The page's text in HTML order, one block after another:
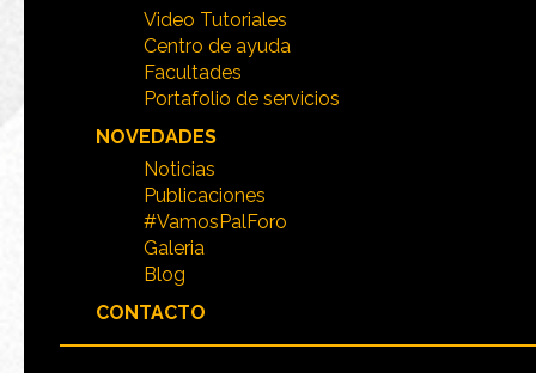
Video Tutoriales
Centro de ayuda
Facultades
Portafolio de servicios
NOVEDADES
Noticias
Publicaciones
#VamosPalForo
Galeria
Blog
CONTACTO